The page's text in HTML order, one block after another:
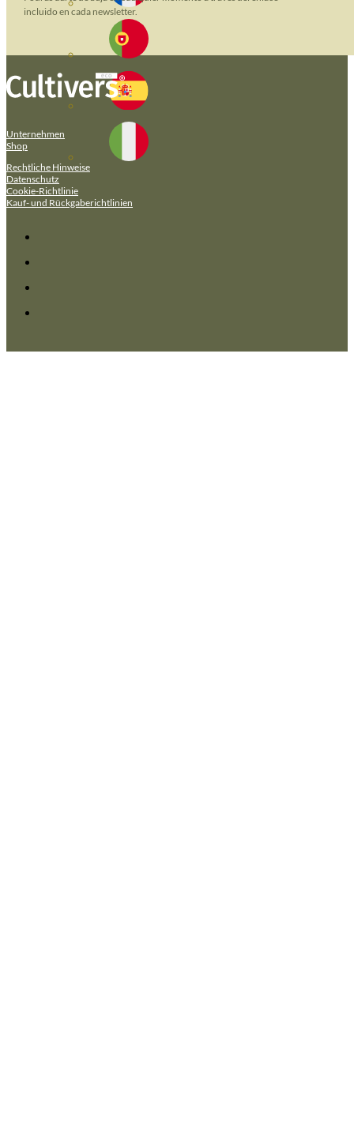
incluido en cada newsletter.
Unternehmen
Shop
Rechtliche Hinweise
Datenschutz
Cookie-Richtlinie
Kauf- und Rückgaberichtlinien